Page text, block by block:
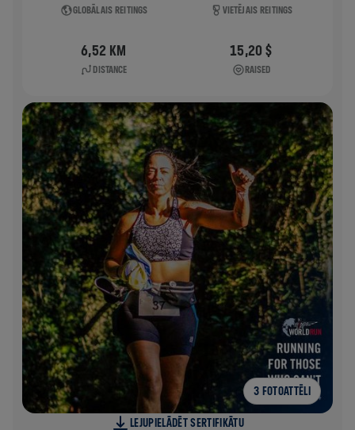
GLOBĀLAIS REITINGS VIETĒJAIS REITINGS
6,52 KM
DISTANCE
15,20 $
RAISED
3 FOTOATTĒLI
LEJUPIELĀDĒT SERTIFIKĀTU